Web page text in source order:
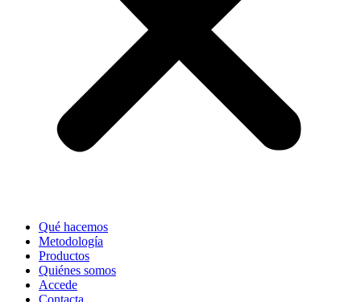
Qué hacemos
Metodología
Productos
Quiénes somos
Accede
Contacta